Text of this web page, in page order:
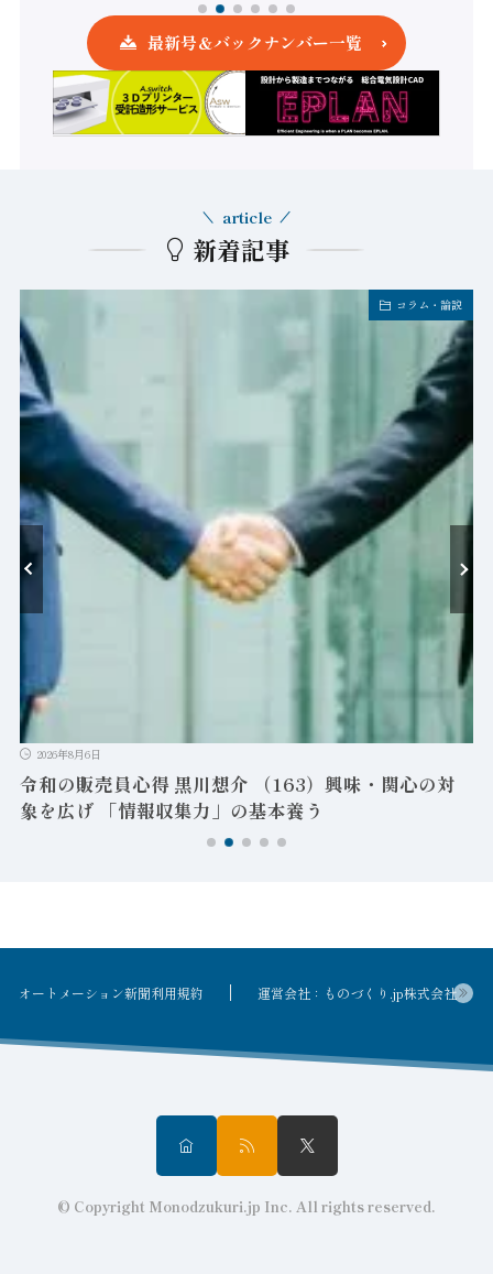
最新号＆バックナンバー一覧
新着記事
article
コラム・論説
2026年8月6日
令和の販売員心得 黒川想介 （163）興味・関心の対
象を広げ 「情報収集力」の基本養う
オートメーション新聞利用規約 運営会社：ものづくり.jp株式会社
© Copyright Monodzukuri.jp Inc. All rights reserved.